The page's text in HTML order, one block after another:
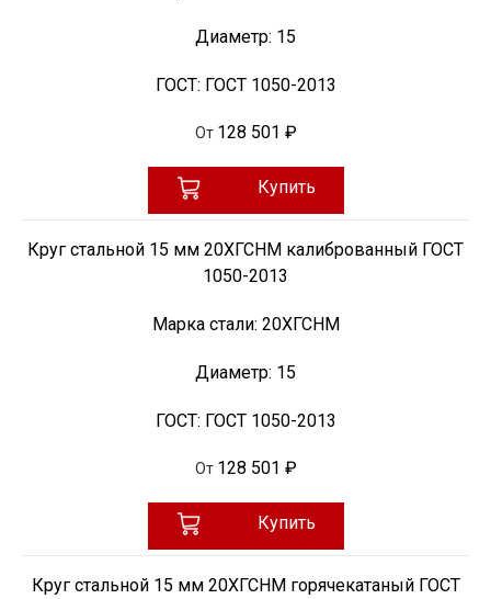
Диаметр: 15
ГОСТ: ГОСТ 1050-2013
От 128 501 ₽
Купить
Круг стальной 15 мм 20ХГСНМ калиброванный ГОСТ
1050-2013
Марка стали: 20ХГСНМ
Диаметр: 15
ГОСТ: ГОСТ 1050-2013
От 128 501 ₽
Купить
Круг стальной 15 мм 20ХГСНМ горячекатаный ГОСТ